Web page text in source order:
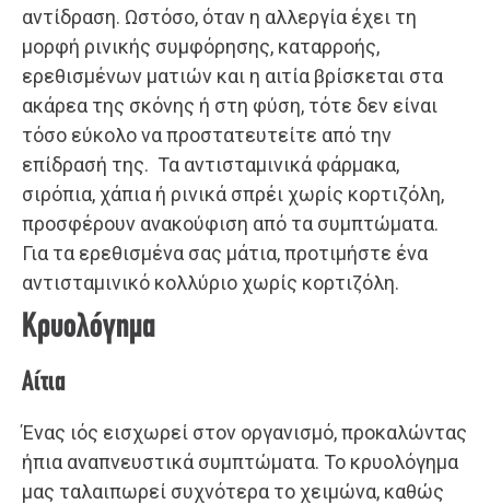
αντίδραση. Ωστόσο, όταν η αλλεργία έχει τη
μορφή ρινικής συμφόρησης, καταρροής,
ερεθισμένων ματιών και η αιτία βρίσκεται στα
ακάρεα της σκόνης ή στη φύση, τότε δεν είναι
τόσο εύκολο να προστατευτείτε από την
επίδρασή της. Τα αντισταμινικά φάρμακα,
σιρόπια, χάπια ή ρινικά σπρέι χωρίς κορτιζόλη,
προσφέρουν ανακούφιση από τα συμπτώματα.
Για τα ερεθισμένα σας μάτια, προτιμήστε ένα
αντισταμινικό κολλύριο χωρίς κορτιζόλη.
Κρυολόγημα
Aίτια
Ένας ιός εισχωρεί στον οργανισμό, προκαλώντας
ήπια αναπνευστικά συμπτώματα. Το κρυολόγημα
μας ταλαιπωρεί συχνότερα το χειμώνα, καθώς